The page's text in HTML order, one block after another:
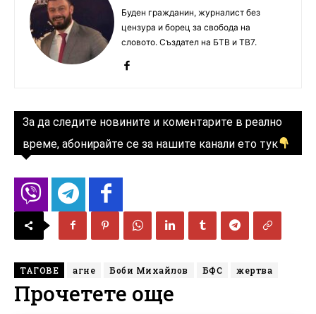
Буден гражданин, журналист без
цензура и борец за свобода на
словото. Създател на БТВ и ТВ7.
За да следите новините и коментарите в реално
време, абонирайте се за нашите канали ето тук
ТАГОВЕ агне Боби Михайлов БФС жертва
Прочетете още